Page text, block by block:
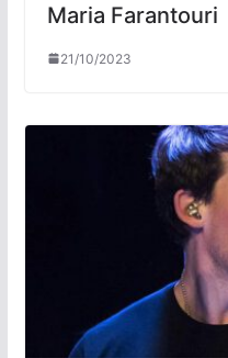
Maria Farantouri
21/10/2023